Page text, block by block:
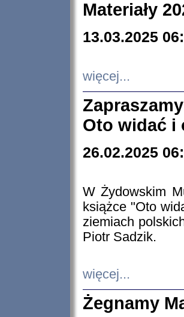
Materiały
13.03.2025
więcej...
Oto widać i
26.02.2025
W Żydowskim
książce "Oto
ziemiach
Piotr Sadzik.
więcej...
Żegnamy